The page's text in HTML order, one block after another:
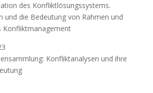
des Konfliktlösungssystems.
und die Bedeutung von Rahmen und
Konfliktmanagement
Konfliktanalysen und ihre